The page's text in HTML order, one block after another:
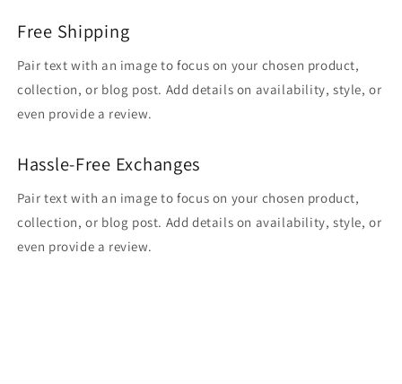
Free Shipping
Pair text with an image to focus on your chosen product,
collection, or blog post. Add details on availability, style, or
even provide a review.
Hassle-Free Exchanges
Pair text with an image to focus on your chosen product,
collection, or blog post. Add details on availability, style, or
even provide a review.